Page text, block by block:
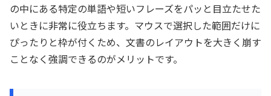
の中にある特定の単語や短いフレーズをパッと目立たせた
いときに非常に役立ちます。マウスで選択した範囲だけに
ぴったりと枠が付くため、文書のレイアウトを大きく崩す
ことなく強調できるのがメリットです。